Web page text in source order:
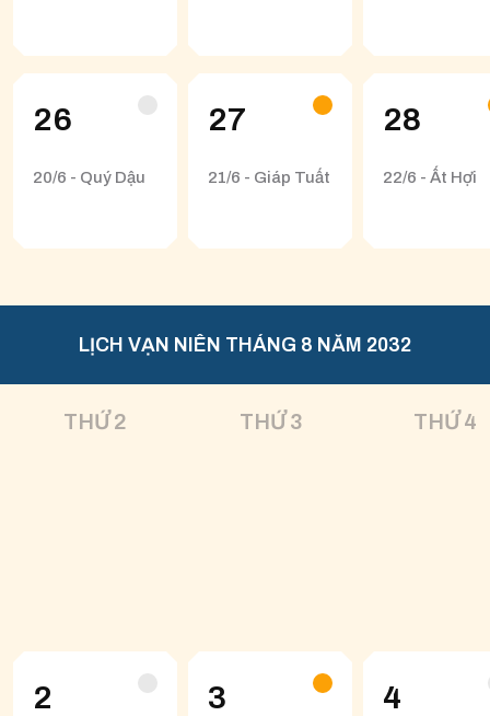
26
20/6 - Quý Dậu
27
21/6 - Giáp Tuất
28
22/6 - Ất Hợi
LỊCH VẠN NIÊN THÁNG 8 NĂM 2032
THỨ 2 THỨ 3 THỨ 4
2 3 4